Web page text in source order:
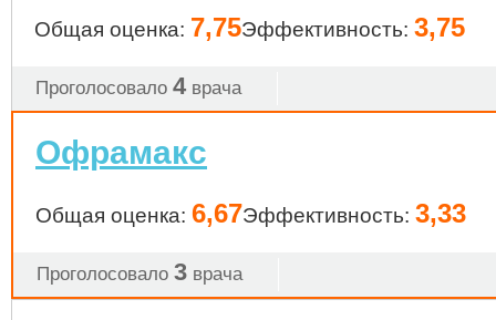
Общая оценка: 7,75Эффективность: 3,75
Проголосовало 4 врача
Офрамакс
Общая оценка: 6,67Эффективность: 3,33
Проголосовало 3 врача